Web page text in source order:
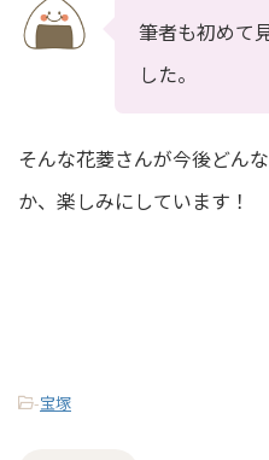
筆者も初めて
した。
そんな花菱さんが今後どん
か、楽しみにしています！
-宝塚